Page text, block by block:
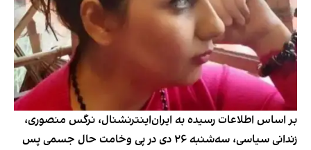
بر اساس اطلاعات رسیده به ایران‌اینترنشنال، نرگس منصوری،‌
زندانی سیاسی، سه‌شنبه ۲۶ دی‌ در پی وخامت حال جسمی پس